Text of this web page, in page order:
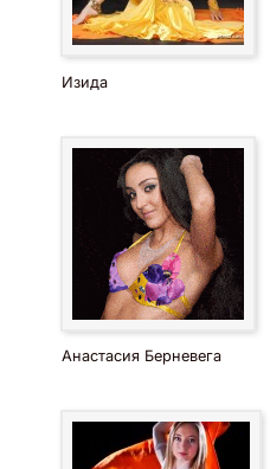
Изида
Анастасия Берневега